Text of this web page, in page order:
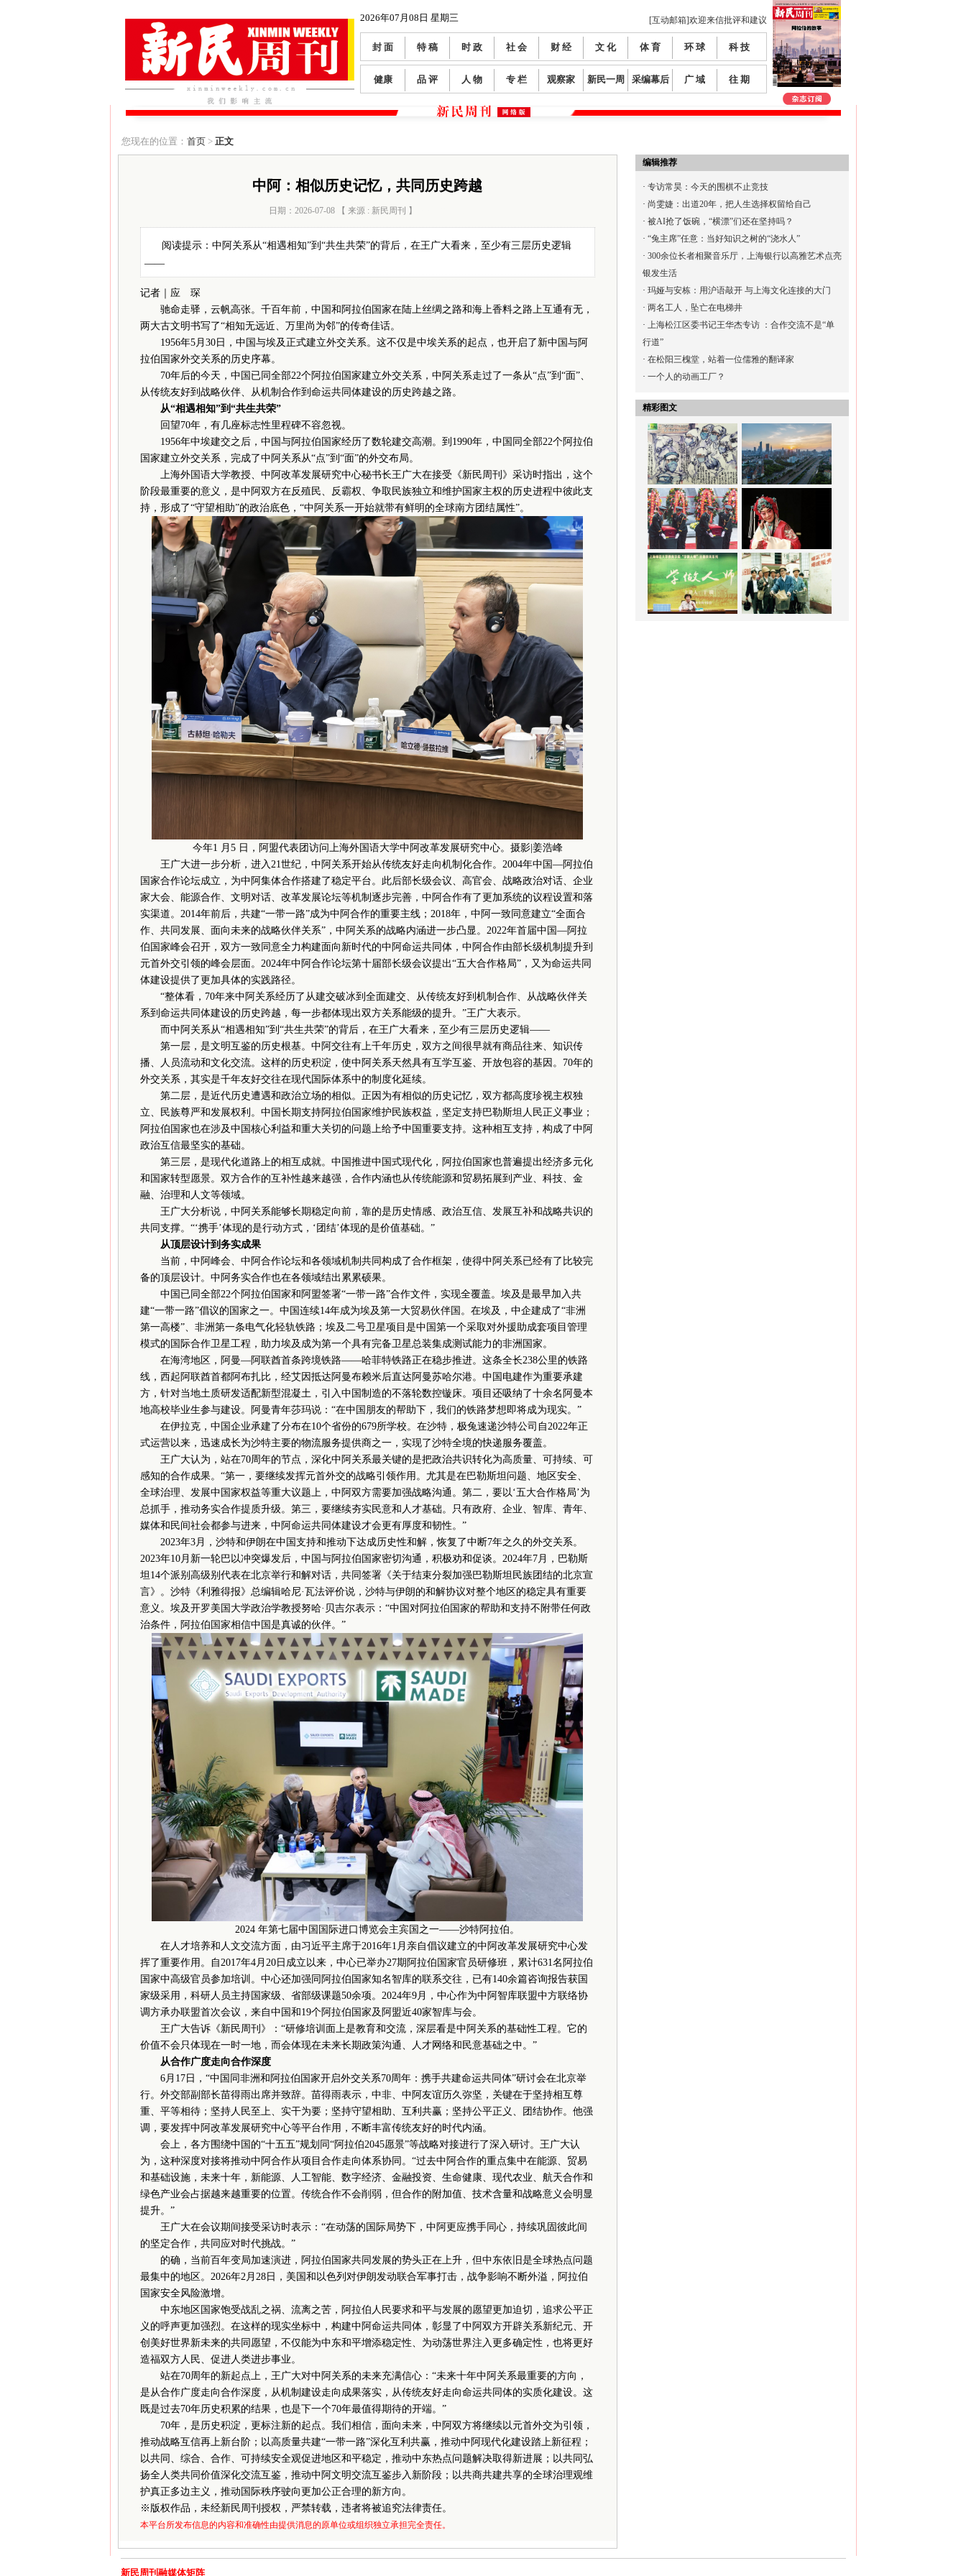
2026年07月08日 星期三 [互动邮箱]欢迎来信批评和建议
封 面 特 稿 时 政 社 会 财 经 文 化 体 育 环 球 科 技
健康 品 评 人 物 专 栏 观察家 新民一周 采编幕后 广 域 往 期
您现在的位置： 首页> 正文
中阿：相似历史记忆，共同历史跨越
日期：2026-07-08 【 来源 : 新民周刊 】
阅读提示：中阿关系从“相遇相知”到“共生共荣”的背后，在王广大看来，至少有三层历史逻辑
——
记者｜应 琛
驰命走驿，云帆高张。千百年前，中国和阿拉伯国家在陆上丝绸之路和海上香料之路上互通有无，
两大古文明书写了“相知无远近、万里尚为邻”的传奇佳话。
1956年5月30日，中国与埃及正式建立外交关系。这不仅是中埃关系的起点，也开启了新中国与阿
拉伯国家外交关系的历史序幕。
70年后的今天，中国已同全部22个阿拉伯国家建立外交关系，中阿关系走过了一条从“点”到“面”、
从传统友好到战略伙伴、从机制合作到命运共同体建设的历史跨越之路。
从“相遇相知”到“共生共荣”
回望70年，有几座标志性里程碑不容忽视。
1956年中埃建交之后，中国与阿拉伯国家经历了数轮建交高潮。到1990年，中国同全部22个阿拉伯
国家建立外交关系，完成了中阿关系从“点”到“面”的外交布局。
上海外国语大学教授、中阿改革发展研究中心秘书长王广大在接受《新民周刊》采访时指出，这个
阶段最重要的意义，是中阿双方在反殖民、反霸权、争取民族独立和维护国家主权的历史进程中彼此支
持，形成了“守望相助”的政治底色，“中阿关系一开始就带有鲜明的全球南方团结属性”。
今年1 月5 日，阿盟代表团访问上海外国语大学中阿改革发展研究中心。摄影|姜浩峰
王广大进一步分析，进入21世纪，中阿关系开始从传统友好走向机制化合作。2004年中国—阿拉伯
国家合作论坛成立，为中阿集体合作搭建了稳定平台。此后部长级会议、高官会、战略政治对话、企业
家大会、能源合作、文明对话、改革发展论坛等机制逐步完善，中阿合作有了更加系统的议程设置和落
实渠道。2014年前后，共建“一带一路”成为中阿合作的重要主线；2018年，中阿一致同意建立“全面合
作、共同发展、面向未来的战略伙伴关系”，中阿关系的战略内涵进一步凸显。2022年首届中国—阿拉
伯国家峰会召开，双方一致同意全力构建面向新时代的中阿命运共同体，中阿合作由部长级机制提升到
元首外交引领的峰会层面。2024年中阿合作论坛第十届部长级会议提出“五大合作格局”，又为命运共同
体建设提供了更加具体的实践路径。
“整体看，70年来中阿关系经历了从建交破冰到全面建交、从传统友好到机制合作、从战略伙伴关
系到命运共同体建设的历史跨越，每一步都体现出双方关系能级的提升。”王广大表示。
而中阿关系从“相遇相知”到“共生共荣”的背后，在王广大看来，至少有三层历史逻辑——
第一层，是文明互鉴的历史根基。中阿交往有上千年历史，双方之间很早就有商品往来、知识传
播、人员流动和文化交流。这样的历史积淀，使中阿关系天然具有互学互鉴、开放包容的基因。70年的
外交关系，其实是千年友好交往在现代国际体系中的制度化延续。
第二层，是近代历史遭遇和政治立场的相似。正因为有相似的历史记忆，双方都高度珍视主权独
立、民族尊严和发展权利。中国长期支持阿拉伯国家维护民族权益，坚定支持巴勒斯坦人民正义事业；
阿拉伯国家也在涉及中国核心利益和重大关切的问题上给予中国重要支持。这种相互支持，构成了中阿
政治互信最坚实的基础。
第三层，是现代化道路上的相互成就。中国推进中国式现代化，阿拉伯国家也普遍提出经济多元化
和国家转型愿景。双方合作的互补性越来越强，合作内涵也从传统能源和贸易拓展到产业、科技、金
融、治理和人文等领域。
王广大分析说，中阿关系能够长期稳定向前，靠的是历史情感、政治互信、发展互补和战略共识的
共同支撑。“‘携手’体现的是行动方式，‘团结’体现的是价值基础。”
从顶层设计到务实成果
当前，中阿峰会、中阿合作论坛和各领域机制共同构成了合作框架，使得中阿关系已经有了比较完
备的顶层设计。中阿务实合作也在各领域结出累累硕果。
中国已同全部22个阿拉伯国家和阿盟签署“一带一路”合作文件，实现全覆盖。埃及是最早加入共
建“一带一路”倡议的国家之一。中国连续14年成为埃及第一大贸易伙伴国。在埃及，中企建成了“非洲
第一高楼”、非洲第一条电气化轻轨铁路；埃及二号卫星项目是中国第一个采取对外援助成套项目管理
模式的国际合作卫星工程，助力埃及成为第一个具有完备卫星总装集成测试能力的非洲国家。
在海湾地区，阿曼—阿联酋首条跨境铁路——哈菲特铁路正在稳步推进。这条全长238公里的铁路
线，西起阿联酋首都阿布扎比，经艾因抵达阿曼布赖米后直达阿曼苏哈尔港。中国电建作为重要承建
方，针对当地土质研发适配新型混凝土，引入中国制造的不落轮数控镟床。项目还吸纳了十余名阿曼本
地高校毕业生参与建设。阿曼青年莎玛说：“在中国朋友的帮助下，我们的铁路梦想即将成为现实。”
在伊拉克，中国企业承建了分布在10个省份的679所学校。在沙特，极兔速递沙特公司自2022年正
式运营以来，迅速成长为沙特主要的物流服务提供商之一，实现了沙特全境的快递服务覆盖。
王广大认为，站在70周年的节点，深化中阿关系最关键的是把政治共识转化为高质量、可持续、可
感知的合作成果。“第一，要继续发挥元首外交的战略引领作用。尤其是在巴勒斯坦问题、地区安全、
全球治理、发展中国家权益等重大议题上，中阿双方需要加强战略沟通。第二，要以‘五大合作格局’为
总抓手，推动务实合作提质升级。第三，要继续夯实民意和人才基础。只有政府、企业、智库、青年、
媒体和民间社会都参与进来，中阿命运共同体建设才会更有厚度和韧性。”
2023年3月，沙特和伊朗在中国支持和推动下达成历史性和解，恢复了中断7年之久的外交关系。
2023年10月新一轮巴以冲突爆发后，中国与阿拉伯国家密切沟通，积极劝和促谈。2024年7月，巴勒斯
坦14个派别高级别代表在北京举行和解对话，共同签署《关于结束分裂加强巴勒斯坦民族团结的北京宣
言》。沙特《利雅得报》总编辑哈尼·瓦法评价说，沙特与伊朗的和解协议对整个地区的稳定具有重要
意义。埃及开罗美国大学政治学教授努哈·贝吉尔表示：“中国对阿拉伯国家的帮助和支持不附带任何政
治条件，阿拉伯国家相信中国是真诚的伙伴。”
2024 年第七届中国国际进口博览会主宾国之一——沙特阿拉伯。
在人才培养和人文交流方面，由习近平主席于2016年1月亲自倡议建立的中阿改革发展研究中心发
挥了重要作用。自2017年4月20日成立以来，中心已举办27期阿拉伯国家官员研修班，累计631名阿拉伯
国家中高级官员参加培训。中心还加强同阿拉伯国家知名智库的联系交往，已有140余篇咨询报告获国
家级采用，科研人员主持国家级、省部级课题50余项。2024年9月，中心作为中阿智库联盟中方联络协
调方承办联盟首次会议，来自中国和19个阿拉伯国家及阿盟近40家智库与会。
王广大告诉《新民周刊》：“研修培训面上是教育和交流，深层看是中阿关系的基础性工程。它的
价值不会只体现在一时一地，而会体现在未来长期政策沟通、人才网络和民意基础之中。”
从合作广度走向合作深度
6月17日，“中国同非洲和阿拉伯国家开启外交关系70周年：携手共建命运共同体”研讨会在北京举
行。外交部副部长苗得雨出席并致辞。苗得雨表示，中非、中阿友谊历久弥坚，关键在于坚持相互尊
重、平等相待；坚持人民至上、实干为要；坚持守望相助、互利共赢；坚持公平正义、团结协作。他强
调，要发挥中阿改革发展研究中心等平台作用，不断丰富传统友好的时代内涵。
会上，各方围绕中国的“十五五”规划同“阿拉伯2045愿景”等战略对接进行了深入研讨。王广大认
为，这种深度对接将推动中阿合作从项目合作走向体系协同。“过去中阿合作的重点集中在能源、贸易
和基础设施，未来十年，新能源、人工智能、数字经济、金融投资、生命健康、现代农业、航天合作和
绿色产业会占据越来越重要的位置。传统合作不会削弱，但合作的附加值、技术含量和战略意义会明显
提升。”
王广大在会议期间接受采访时表示：“在动荡的国际局势下，中阿更应携手同心，持续巩固彼此间
的坚定合作，共同应对时代挑战。”
的确，当前百年变局加速演进，阿拉伯国家共同发展的势头正在上升，但中东依旧是全球热点问题
最集中的地区。2026年2月28日，美国和以色列对伊朗发动联合军事打击，战争影响不断外溢，阿拉伯
国家安全风险激增。
中东地区国家饱受战乱之祸、流离之苦，阿拉伯人民要求和平与发展的愿望更加迫切，追求公平正
义的呼声更加强烈。在这样的现实坐标中，构建中阿命运共同体，彰显了中阿双方开辟关系新纪元、开
创美好世界新未来的共同愿望，不仅能为中东和平增添稳定性、为动荡世界注入更多确定性，也将更好
造福双方人民、促进人类进步事业。
站在70周年的新起点上，王广大对中阿关系的未来充满信心：“未来十年中阿关系最重要的方向，
是从合作广度走向合作深度，从机制建设走向成果落实，从传统友好走向命运共同体的实质化建设。这
既是过去70年历史积累的结果，也是下一个70年最值得期待的开端。”
70年，是历史积淀，更标注新的起点。我们相信，面向未来，中阿双方将继续以元首外交为引领，
推动战略互信再上新台阶；以高质量共建“一带一路”深化互利共赢，推动中阿现代化建设踏上新征程；
以共同、综合、合作、可持续安全观促进地区和平稳定，推动中东热点问题解决取得新进展；以共同弘
扬全人类共同价值深化交流互鉴，推动中阿文明交流互鉴步入新阶段；以共商共建共享的全球治理观维
护真正多边主义，推动国际秩序驶向更加公正合理的新方向。
※ 版权作品，未经新民周刊授权，严禁转载，违者将被追究法律责任。
本平台所发布信息的内容和准确性由提供消息的原单位或组织独立承担完全责任。
编辑推荐
· 专访常昊：今天的围棋不止竞技
· 尚雯婕：出道20年，把人生选择权留给自己
· 被AI抢了饭碗，“横漂”们还在坚持吗？
· “兔主席”任意：当好知识之树的“浇水人”
· 300余位长者相聚音乐厅，上海银行以高雅艺术点亮
银发生活
· 玛娅与安栋：用沪语敲开 与上海文化连接的大门
· 两名工人，坠亡在电梯井
· 上海松江区委书记王华杰专访 ：合作交流不是“单
行道”
· 在松阳三槐堂，站着一位儒雅的翻译家
· 一个人的动画工厂？
精彩图文
新民周刊融媒体矩阵